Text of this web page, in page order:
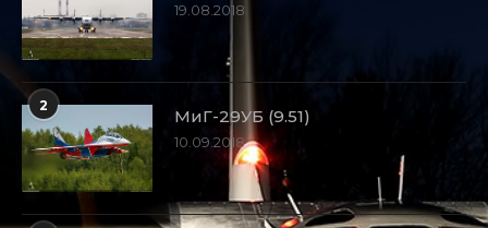
19.08.2018
2
МиГ-29УБ (9.51)
10.09.2018